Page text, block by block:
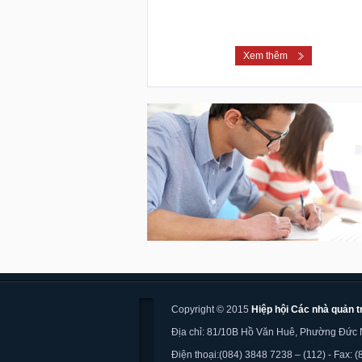
Xem thêm
Copyright © 2015 Hiệp hội Các nhà quản
Địa chỉ: 81/10B Hồ Văn Huê, Phường Đức
Điện thoại:(084) 3848 7238 – (112) - Fax: